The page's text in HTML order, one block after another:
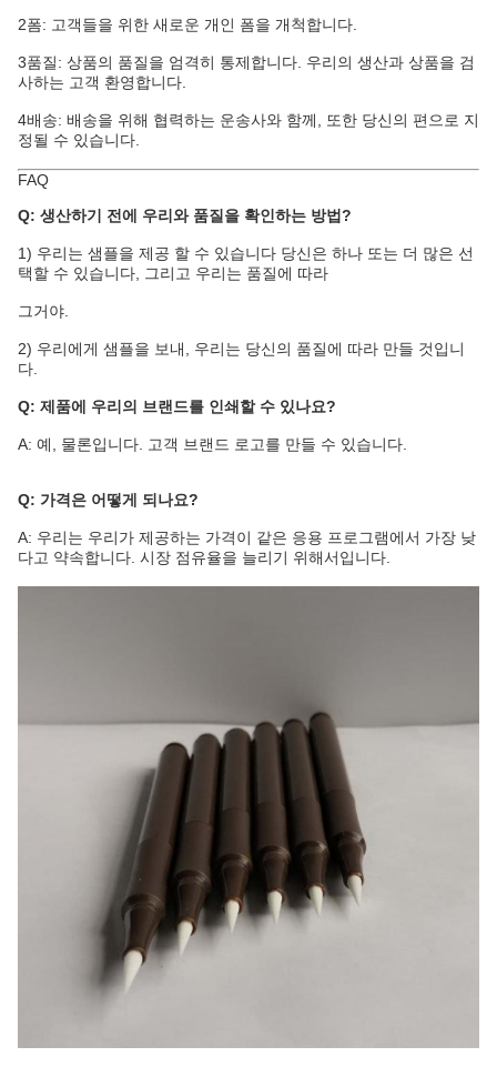
2폼: 고객들을 위한 새로운 개인 폼을 개척합니다.
3품질: 상품의 품질을 엄격히 통제합니다. 우리의 생산과 상품을 검
사하는 고객 환영합니다.
4배송: 배송을 위해 협력하는 운송사와 함께, 또한 당신의 편으로 지
정될 수 있습니다.
FAQ
Q: 생산하기 전에 우리와 품질을 확인하는 방법?
1) 우리는 샘플을 제공 할 수 있습니다 당신은 하나 또는 더 많은 선
택할 수 있습니다, 그리고 우리는 품질에 따라
그거야.
2) 우리에게 샘플을 보내, 우리는 당신의 품질에 따라 만들 것입니
다.
Q: 제품에 우리의 브랜드를 인쇄할 수 있나요?
A: 예, 물론입니다. 고객 브랜드 로고를 만들 수 있습니다.
Q: 가격은 어떻게 되나요?
A: 우리는 우리가 제공하는 가격이 같은 응용 프로그램에서 가장 낮
다고 약속합니다. 시장 점유율을 늘리기 위해서입니다.